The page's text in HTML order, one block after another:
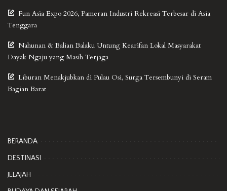
Fun Asia Expo 2026, Pameran Industri Rekreasi Terbesar di Asia
Tenggara
Nahunan & Balian Balaku Untung Kearifan Lokal Masyarakat
Dayak Ngaju yang Masih Terjaga
Liburan Menakjubkan di Pulau Osi, Surga Tersembunyi di Seram
Bagian Barat
BERANDA
DESTINASI
JELAJAH